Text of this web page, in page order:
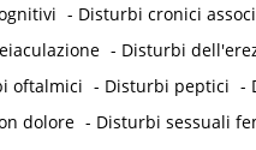
- Disturbi cronici
- Disturbi
oftalmici - Disturbi peptici -
dolore - Disturbi sessuali